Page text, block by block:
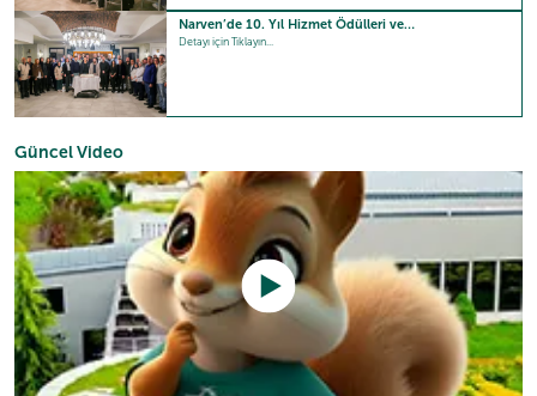
Narven’de 10. Yıl Hizmet Ödülleri ve…
Detayı için Tıklayın...
Güncel Video